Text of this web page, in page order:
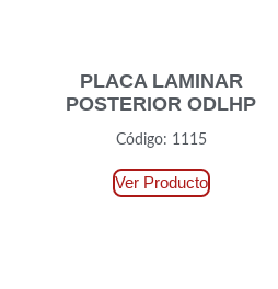
PLACA LAMINAR
POSTERIOR ODLHP
Código: 1115
Ver Producto